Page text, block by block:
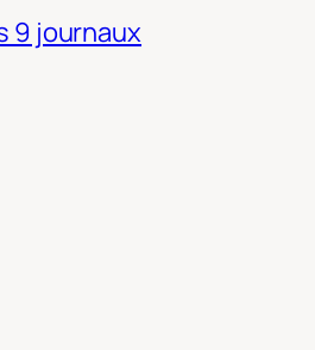
9 journaux